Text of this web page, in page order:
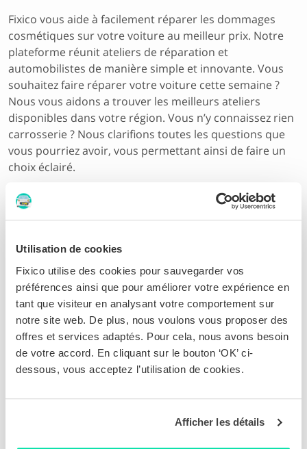
Utilisation de cookies
Fixico utilise des cookies pour sauvegarder vos
préférences ainsi que pour améliorer votre expérience en
tant que visiteur en analysant votre comportement sur
notre site web. De plus, nous voulons vous proposer des
offres et services adaptés. Pour cela, nous avons besoin
de votre accord. En cliquant sur le bouton ‘OK’ ci-
dessous, vous acceptez l’utilisation de cookies.
Afficher les détails
Fixico vous aide à facilement réparer les dommages
cosmétiques sur votre voiture au meilleur prix. Notre
plateforme réunit ateliers de réparation et
automobilistes de manière simple et innovante. Vous
souhaitez faire réparer votre voiture cette semaine ?
Nous vous aidons a trouver les meilleurs ateliers
disponibles dans votre région. Vous n’y connaissez rien
carrosserie ? Nous clarifions toutes les questions que
vous pourriez avoir, vous permettant ainsi de faire un
choix éclairé.
Cette réponse vous a-t-elle été utile ?
Oui Non
Combien coûte Fixico ?
L’équipe Fixico ?
Toutes les questions
Contactez nos experts en sinistres du Lundi au